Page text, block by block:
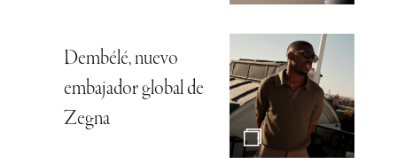
Dembélé, nuevo
embajador global de
Zegna